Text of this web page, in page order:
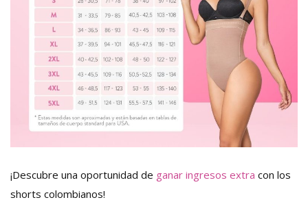
¡Descubre una oportunidad de ganar ingresos extra con los
shorts colombianos!